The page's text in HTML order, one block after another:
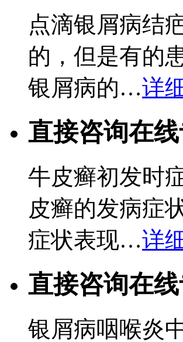
点滴银屑病结
的，但是有的
银屑病的…详
直接咨询在
牛皮癣初发时
皮癣的发病症
症状表现…详
直接咨询在
银屑病咽喉炎